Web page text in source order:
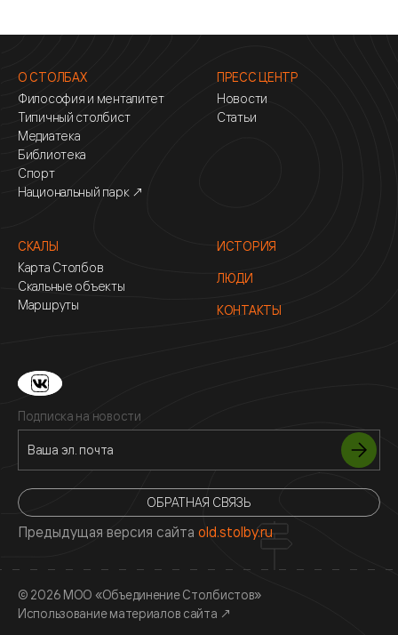
О СТОЛБАХ
Философия и менталитет
Типичный столбист
Медиатека
Библиотека
Спорт
Национальный парк ↗
ПРЕСС ЦЕНТР
Новости
Статьи
СКАЛЫ
Карта Столбов
Скальные объекты
Маршруты
ИСТОРИЯ
ЛЮДИ
КОНТАКТЫ
Подписка на новости
ОБРАТНАЯ СВЯЗЬ
Предыдущая версия сайта old.stolby.ru
© 2026 МОО «Объединение Столбистов»
Использование материалов сайта ↗